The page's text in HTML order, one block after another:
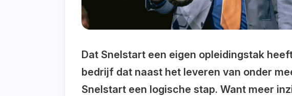
Dat Snelstart een eigen opleidingstak
bedrijf dat naast het leveren van onder
Snelstart een logische stap. Want meer